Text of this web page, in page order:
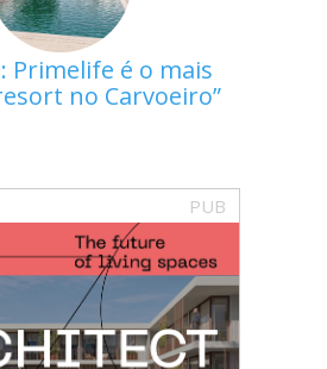
Primelife é o mais
no Carvoeiro
PUB